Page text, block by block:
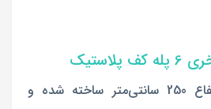
، با ارتفاع 250 سانتی‌متر ساخته شده و